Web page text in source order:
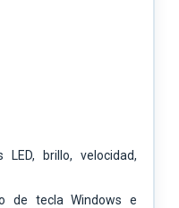
LED, brillo, velocidad,
de tecla Windows e